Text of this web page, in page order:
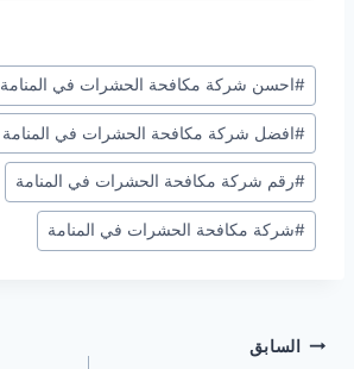
وسوم
المقال:
#احسن شركة مكافحة الحشرات في المنامة
#افضل شركة مكافحة الحشرات في المنامة
#رقم شركة مكافحة الحشرات في المنامة
#شركة مكافحة الحشرات في المنامة
تصفّح
السابق